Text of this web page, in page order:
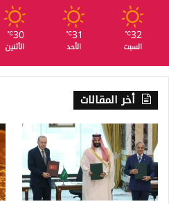
32
℃
السبت
31
℃
الأحد
30
℃
الأثنين
أخر المقالات